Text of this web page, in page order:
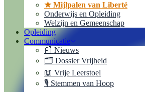
★ Mijlpalen van Liberté
Onderwijs en Opleiding
Welzijn en Gemeenschap
Opleiding
Communicatie
📰 Nieuws
🗂️ Dossier Vrijheid
📖 Vrije Leerstoel
🎙️ Stemmen van Hoop